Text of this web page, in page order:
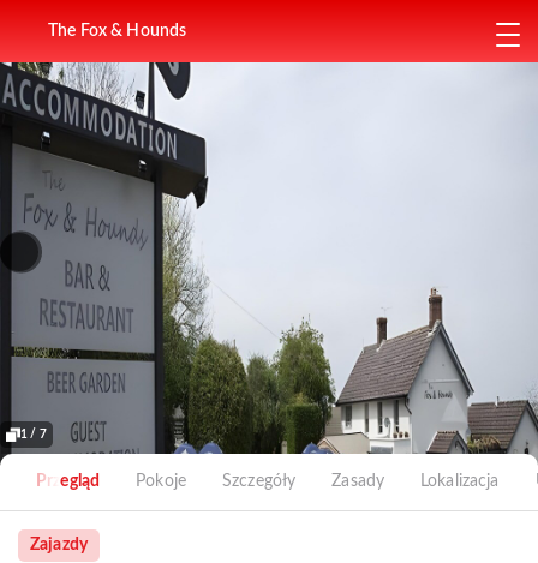
The Fox & Hounds
1 / 7
Przegląd Pokoje Szczegóły Zasady Lokalizacja
Zajazdy